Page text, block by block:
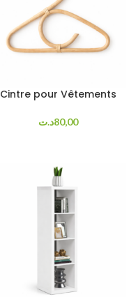
Cintre pour Vêtements
80,00د.ت